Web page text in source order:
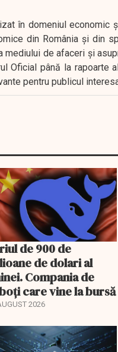
în domeniul
din România și din
mediului de afaceri și
Oficial până la
pentru publicul
de 900 de
de dolari al
Compania de
care vine la bursă
2026